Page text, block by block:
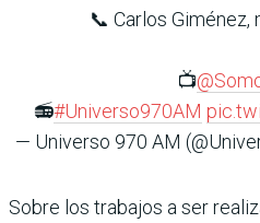
📞 Carlos
📺
📻#Universo970AM
— Universo 970 AM
Sobre los trabajos a ser